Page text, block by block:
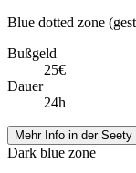
Blue dotted zone
Bußgeld
25€
Dauer
24h
Mehr Info in der Seety
Dark blue zone